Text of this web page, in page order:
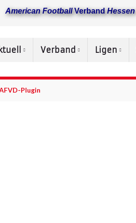
American FootballVerbandHessen
Verband Ligen
Plugin